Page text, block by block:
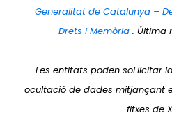
Generalitat de Catalunya –
Drets i Memòria . Última
Les entitats poden sol·licitar
ocultació de dades mitjançant
fitxes de